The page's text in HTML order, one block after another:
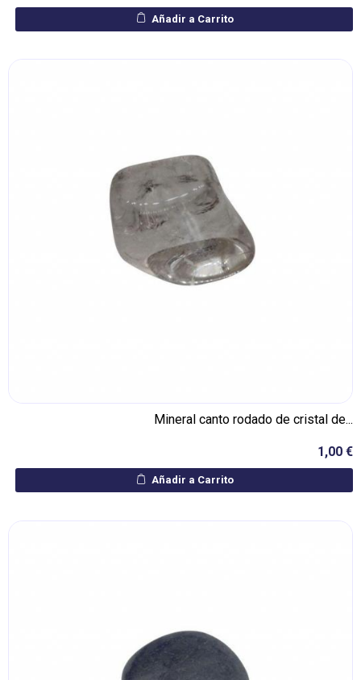
Añadir a Carrito
Mineral canto rodado de cristal de...
1,00 €
Añadir a Carrito